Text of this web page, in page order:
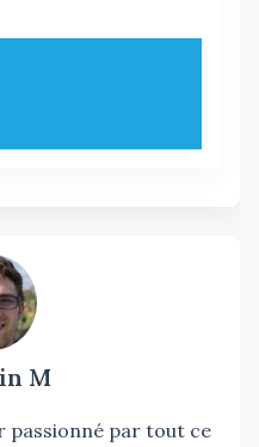
M
passionné par tout ce